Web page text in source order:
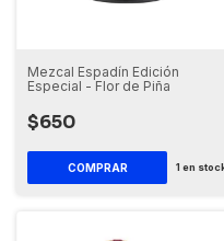
Mezcal Espadín Edición
Especial - Flor de Piña
$650
1 en